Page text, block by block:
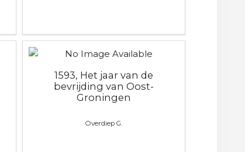
1593, Het jaar van de
bevrijding van Oost-
Groningen
Overdiep G.